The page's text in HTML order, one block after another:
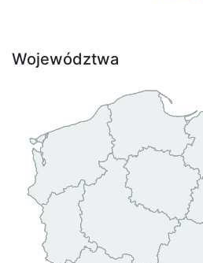
Województwa